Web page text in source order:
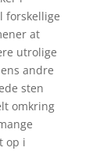
forskellige
at
utrolige
andre
sten
omkring
op i